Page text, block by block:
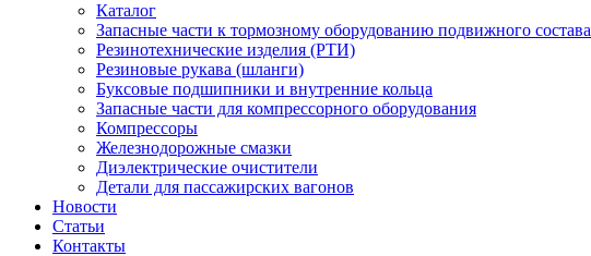
Каталог
Запасные части к тормозному оборудованию подвижного состава
Резинотехнические изделия (РТИ)
Резиновые рукава (шланги)
Буксовые подшипники и внутренние кольца
Запасные части для компрессорного оборудования
Компрессоры
Железнодорожные смазки
Диэлектрические очистители
Детали для пассажирских вагонов
Новости
Статьи
Контакты